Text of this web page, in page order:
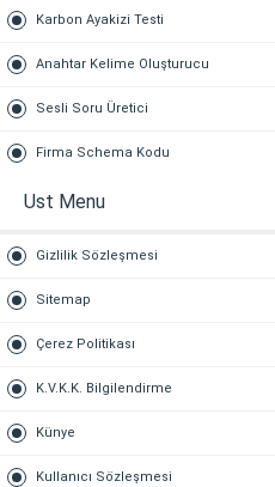
Karbon Ayakizi Testi
Anahtar Kelime Oluşturucu
Sesli Soru Üretici
Firma Schema Kodu
Ust Menu
Gizlilik Sözleşmesi
Sitemap
Çerez Politikası
K.V.K.K. Bilgilendirme
Künye
Kullanıcı Sözleşmesi